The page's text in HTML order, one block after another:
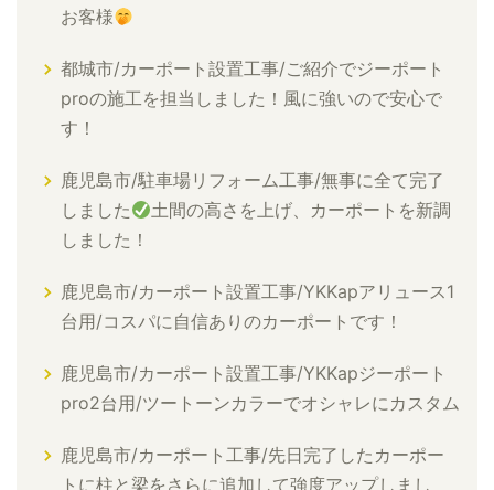
お客様
都城市/カーポート設置工事/ご紹介でジーポート
proの施工を担当しました！風に強いので安心で
す！
鹿児島市/駐車場リフォーム工事/無事に全て完了
しました
土間の高さを上げ、カーポートを新調
しました！
鹿児島市/カーポート設置工事/YKKapアリュース1
台用/コスパに自信ありのカーポートです！
鹿児島市/カーポート設置工事/YKKapジーポート
pro2台用/ツートーンカラーでオシャレにカスタム
鹿児島市/カーポート工事/先日完了したカーポー
トに柱と梁をさらに追加して強度アップしまし